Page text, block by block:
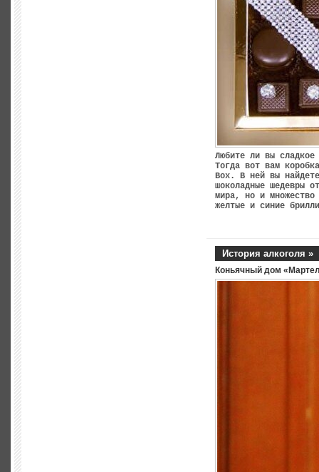
Любите ли вы
Тогда вот вам
Box. В ней вы
шоколадные шедевры
мира, но и множество
желтые и синие
История алкоголя »
Коньячный дом